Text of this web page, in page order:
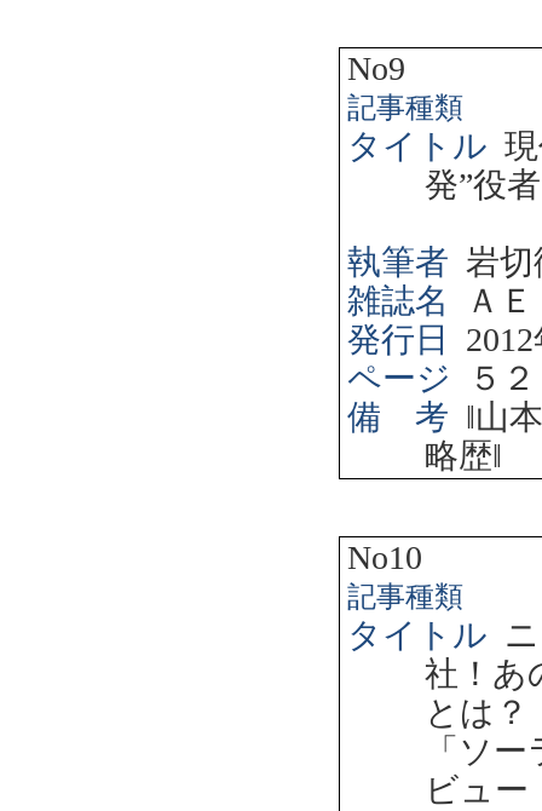
No9
記事種類
タイトル
発”役
執筆者 岩切
雑誌名
Ａ
発行日
2012
ページ
５
備 考 ‖山
略歴‖
No10
記事種類
タイトル
社！あ
とは
「ソ
ビュー